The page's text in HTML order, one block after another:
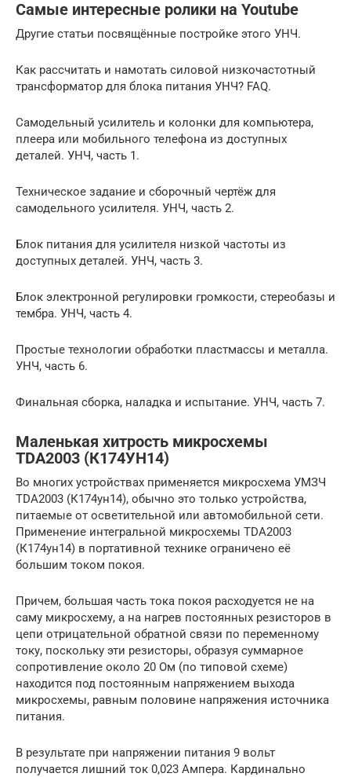
Самые интересные ролики на Youtube
Другие статьи посвящённые постройке этого УНЧ.
Как рассчитать и намотать силовой низкочастотный
трансформатор для блока питания УНЧ? FAQ.
Самодельный усилитель и колонки для компьютера,
плеера или мобильного телефона из доступных
деталей. УНЧ, часть 1.
Техническое задание и сборочный чертёж для
самодельного усилителя. УНЧ, часть 2.
Блок питания для усилителя низкой частоты из
доступных деталей. УНЧ, часть 3.
Блок электронной регулировки громкости, стереобазы и
тембра. УНЧ, часть 4.
Простые технологии обработки пластмассы и металла.
УНЧ, часть 6.
Финальная сборка, наладка и испытание. УНЧ, часть 7.
Маленькая хитрость микросхемы
TDA2003 (К174УН14)
Во многих устройствах применяется микросхема УМЗЧ
TDA2003 (К174ун14), обычно это только устройства,
питаемые от осветительной или автомобильной сети.
Применение интегральной микросхемы TDA2003
(К174ун14) в портативной технике ограничено её
большим током покоя.
Причем, большая часть тока покоя расходуется не на
саму микросхему, а на нагрев постоянных резисторов в
цепи отрицательной обратной связи по переменному
току, поскольку эти резисторы, образуя суммарное
сопротивление около 20 Ом (по типовой схеме)
находится под постоянным напряжением выхода
микросхемы, равным половине напряжения источника
питания.
В результате при напряжении питания 9 вольт
получается лишний ток 0,023 Ампера. Кардинально